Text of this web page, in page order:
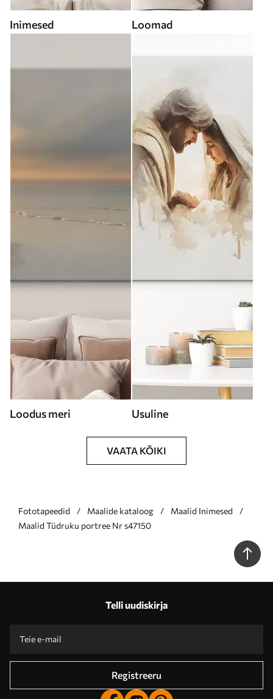
Inimesed Loomad
Loodus meri Usuline
VAATA KÕIKI
Fototapeedid Maalide kataloog
Maalid Inimesed
Maalid Tüdruku portree Nr s47150
Telli uudiskirja
Registreeru